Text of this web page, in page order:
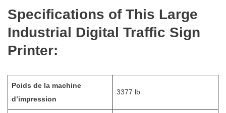
Specifications of This Large
Industrial Digital Traffic Sign
Printer:
Poids de la machine
d’impression
3377 lb